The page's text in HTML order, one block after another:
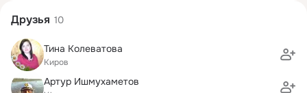
Друзья 10
Тина Колеватова
Киров
Артур Ишмухаметов